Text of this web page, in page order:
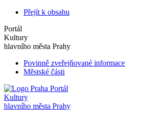
Přejít k obsahu
Portál
Kultury
hlavního města Prahy
Povinně zveřejňované informace
Městské části
Portál
Kultury
hlavního města Prahy